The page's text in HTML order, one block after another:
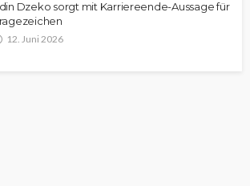
Dzeko sorgt mit Karriereende-Aussage für
12. Juni 2026